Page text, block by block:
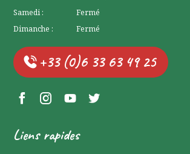
Samedi :
Fermé
Dimanche :
Fermé
+33 (0)6 33 63 49 25
Facebook Lerchenberg
Instagram Lerchenberg
YouTube Lerchenberg
Twitter Lerchenberg
Liens rapides